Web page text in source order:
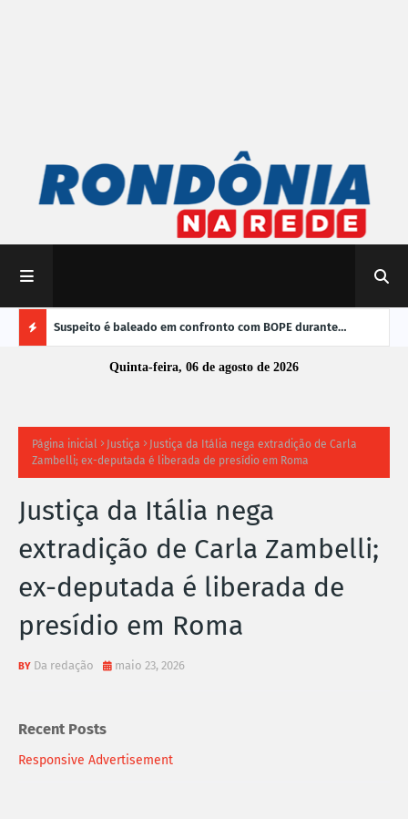
A
S
N
O
I
A
Brasil Suspeito é baleado em confronto com BOPE durante
operação em Porto Velho
Quinta-feira, 06 de agosto de 2026
Página inicial Justiça
Justiça da Itália nega extradição de Carla
Zambelli; ex-deputada é liberada de presídio em Roma
Justiça da Itália nega
extradição de Carla Zambelli;
ex-deputada é liberada de
presídio em Roma
Da redação maio 23, 2026
Recent Posts
Responsive Advertisement